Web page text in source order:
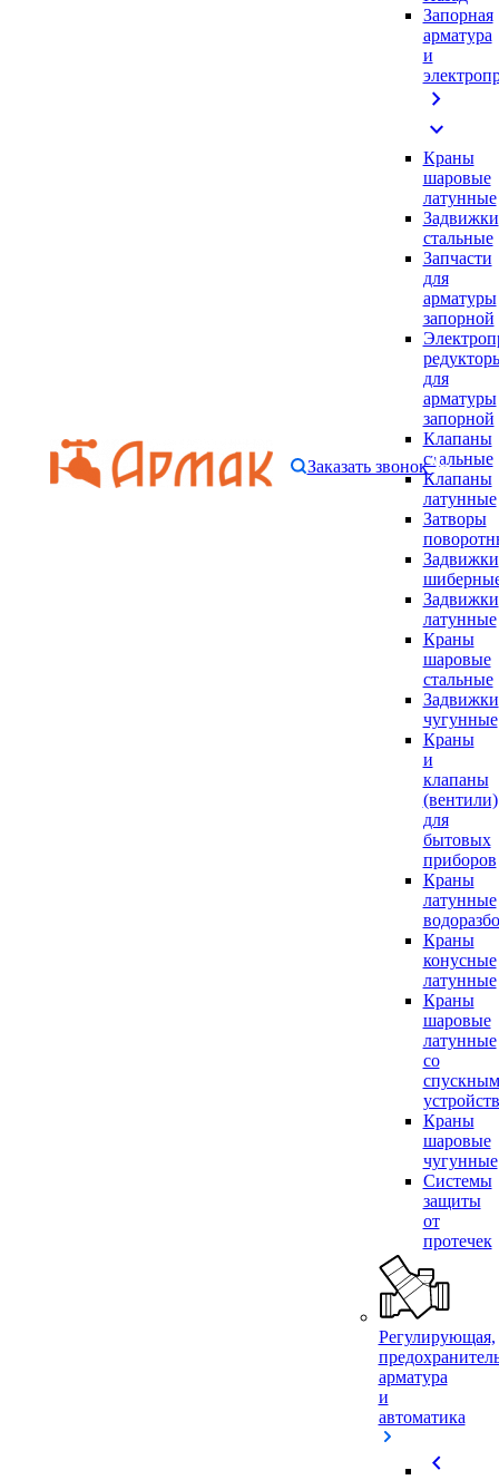
Запорная
арматура
и
chevron_right
expand_more
Краны
шаровые
латунные
Задвижки
стальные
Запчасти
для
арматуры
запорной
для
арматуры
запорной
Клапаны
стальные
Клапаны
латунные
Затворы
Задвижки
Задвижки
латунные
Краны
шаровые
стальные
Задвижки
чугунные
Краны
и
клапаны
(вентили)
для
бытовых
приборов
Краны
латунные
Краны
конусные
латунные
Краны
шаровые
латунные
со
спускным
Краны
шаровые
чугунные
Системы
защиты
от
протечек
Регулирующая,
арматура
и
автоматика
chevron_left
Заказать звонок